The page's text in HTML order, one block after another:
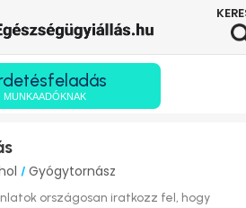
MUNKAADÓKNAK
/ Gyógytornász
országosan iratkozz fel, hogy